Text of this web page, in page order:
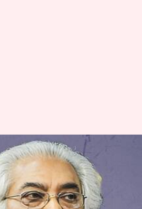
चीन संबंधी
कहा- ये